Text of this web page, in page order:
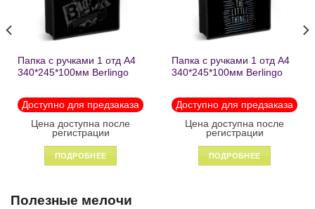
Папка с ручками 1 отд А4
340*245*100мм Berlingo
молнии1246
Доступно для предзаказа
Цена доступна после
регистрации
ПОДРОБНЕЕ
Папка с ручками 1 отд А4
340*245*100мм Berlingo
пластик на молнии 1215
Доступно для предзаказа
Цена доступна после
регистрации
ПОДРОБНЕЕ
Полезные мелочи